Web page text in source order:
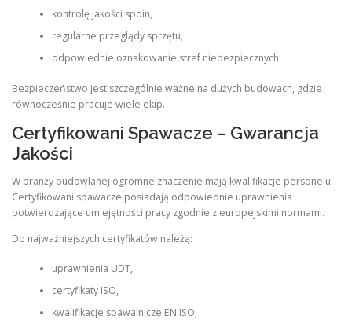
kontrolę jakości spoin,
regularne przeglądy sprzętu,
odpowiednie oznakowanie stref niebezpiecznych.
Bezpieczeństwo jest szczególnie ważne na dużych budowach, gdzie
równocześnie pracuje wiele ekip.
Certyfikowani Spawacze – Gwarancja
Jakości
W branży budowlanej ogromne znaczenie mają kwalifikacje personelu.
Certyfikowani spawacze posiadają odpowiednie uprawnienia
potwierdzające umiejętności pracy zgodnie z europejskimi normami.
Do najważniejszych certyfikatów należą:
uprawnienia UDT,
certyfikaty ISO,
kwalifikacje spawalnicze EN ISO,